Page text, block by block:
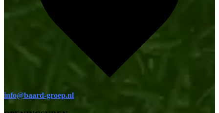
info@baard-groep.nl